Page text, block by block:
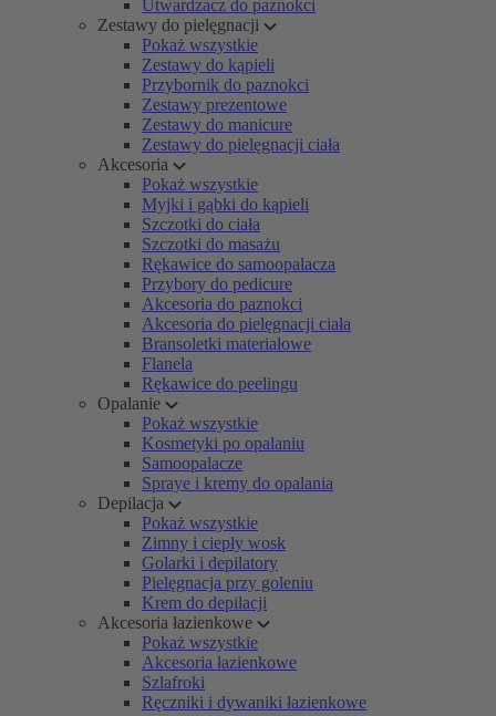
Utwardzacz do paznokci
Zestawy do pielęgnacji
Pokaż wszystkie
Zestawy do kąpieli
Przybornik do paznokci
Zestawy prezentowe
Zestawy do manicure
Zestawy do pielęgnacji ciała
Akcesoria
Pokaż wszystkie
Myjki i gąbki do kąpieli
Szczotki do ciała
Szczotki do masażu
Rękawice do samoopalacza
Przybory do pedicure
Akcesoria do paznokci
Akcesoria do pielęgnacji ciała
Bransoletki materiałowe
Flanela
Rękawice do peelingu
Opalanie
Pokaż wszystkie
Kosmetyki po opalaniu
Samoopalacze
Spraye i kremy do opalania
Depilacja
Pokaż wszystkie
Zimny i ciepły wosk
Golarki i depilatory
Pielęgnacja przy goleniu
Krem do depilacji
Akcesoria łazienkowe
Pokaż wszystkie
Akcesoria łazienkowe
Szlafroki
Ręczniki i dywaniki łazienkowe